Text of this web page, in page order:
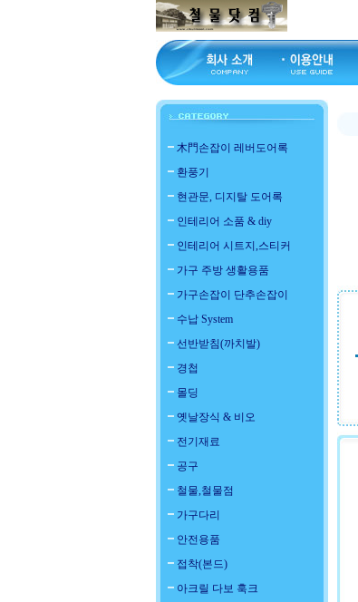
木門손잡이 레버도어록
환풍기
현관문, 디지탈 도어록
인테리어 소품 & diy
인테리어 시트지,스티커
가구 주방 생활용품
가구손잡이 단추손잡이
수납 System
선반받침(까치발)
경첩
몰딩
옛날장식 & 비오
전기재료
공구
철물,철물점
가구다리
안전용품
접착(본드)
아크릴 다보 훅크